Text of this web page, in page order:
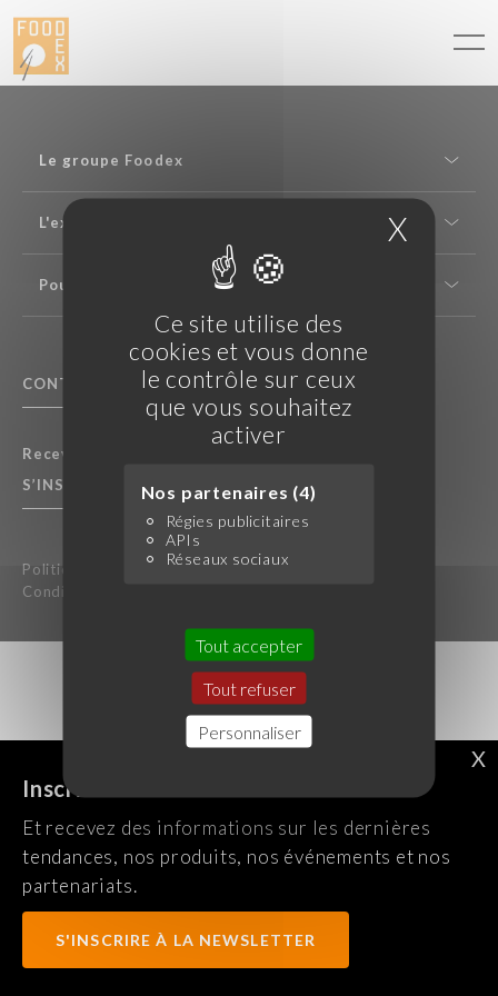
Panneau de gestion des cookies
Ce site utilise des
cookies et vous donne
le contrôle sur ceux
que vous souhaitez
activer
Nos partenaires (4)
Régies publicitaires
APIs
Réseaux sociaux
Tout accepter
Tout refuser
Personnaliser
X
Le groupe Foodex
L'expertise saké
Pour les professionnels
Recevez nos dernières actualités :
S’INSCRIRE À LA NEWSLETTER
CONTACTEZ NOUS F.A.Q.
Politique de confidentialité
Mentions légales
Conditions générales d'utilisation
X
Inscrivez-vous à notre newsletter !
Et recevez des informations sur les dernières
tendances, nos produits, nos événements et nos
partenariats.
S'INSCRIRE À LA NEWSLETTER